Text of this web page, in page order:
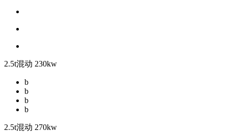
2.5t混动 230kw
b
b
b
b
2.5t混动 270kw